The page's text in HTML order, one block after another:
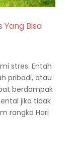
Bisa
stres. Entah
pribadi, atau
berdampak
jika tidak
rangka Hari